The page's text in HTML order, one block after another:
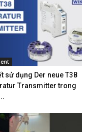
sử dụng Der neue T38
Transmitter trong